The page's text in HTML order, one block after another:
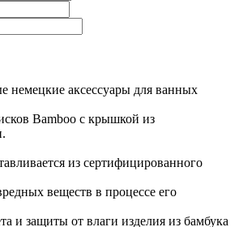
немецкие аксессуары для ванных
Bamboo с крышкой из
из сертифицированного
веществ в процессе его
и защиты от влаги изделия из бамбука